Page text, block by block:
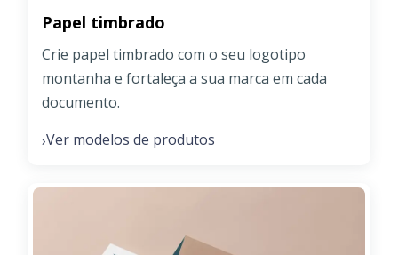
Papel timbrado
Crie papel timbrado com o seu logotipo
montanha e fortaleça a sua marca em cada
documento.
›Ver modelos de produtos